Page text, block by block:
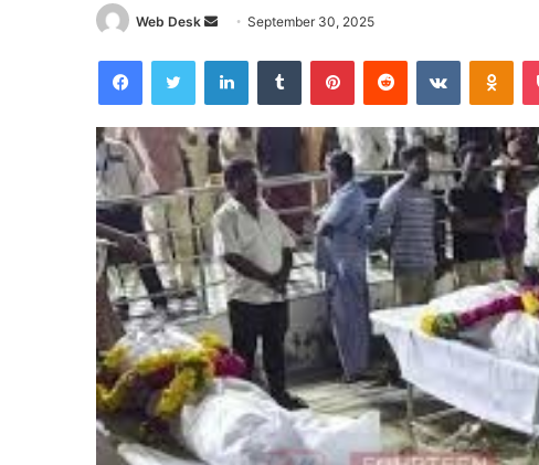
Web Desk
Send
email
September 30, 2025
FacebookTwitter LinkedInTumblr PinterestReddit VKontakte